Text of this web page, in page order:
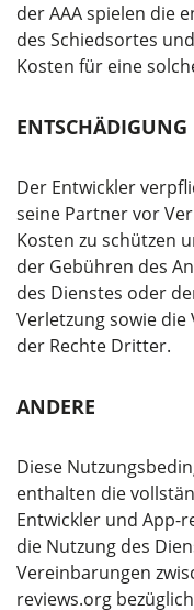
der AAA spielen die
des Schiedsortes
Kosten für eine
ENTSCHÄDIGUNG
Der Entwickler
seine Partner vor
Kosten zu schützen
der Gebühren des
des Dienstes oder
Verletzung sowie die
der Rechte Dritter.
ANDERE
Diese
enthalten die
Entwickler und App-
die Nutzung des
Vereinbarungen
reviews.org